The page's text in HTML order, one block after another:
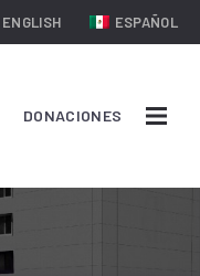
ENGLISH ESPAÑOL
DONACIONES